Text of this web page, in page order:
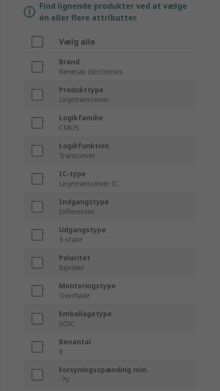
Find lignende produkter ved at vælge
én eller flere attributter.
Vælg alle
Brand
Renesas Electronics
Produkttype
Linjetransceiver
Logikfamilie
CMOS
Logikfunktion
Transceiver
IC-type
Linjetransceiver-IC
Indgangstype
Differentiel
Udgangstype
3-state
Polaritet
Bipolær
Monteringstype
Overflade
Emballagetype
SOIC
Benantal
8
Forsyningsspænding min.
-7V